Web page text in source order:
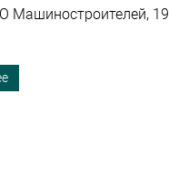
Машиностроителей, 19